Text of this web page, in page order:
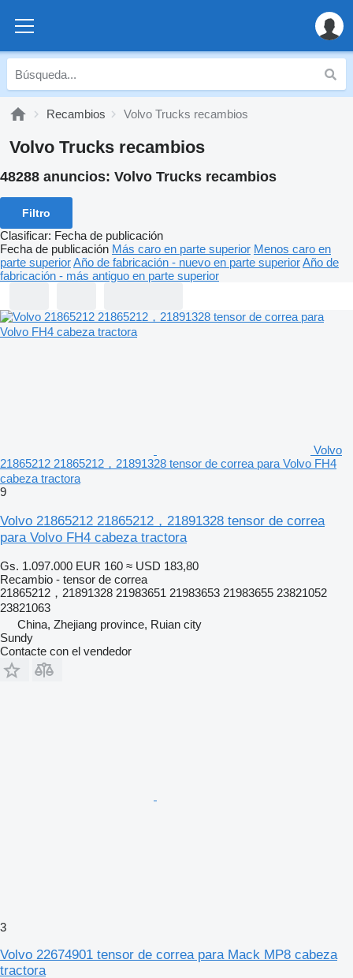
Recambios Volvo Trucks recambios
Volvo Trucks recambios
48288 anuncios: Volvo Trucks recambios
Filtro
Clasificar: Fecha de publicación
Fecha de publicación Más caro en parte superior Menos caro en
parte superiorAño de fabricación - nuevo en parte superiorAño de
fabricación - más antiguo en parte superior
Volvo
21865212 21865212，21891328 tensor de correa para Volvo FH4
cabeza tractora
9
Volvo 21865212 21865212，21891328 tensor de correa
para Volvo FH4 cabeza tractora
Gs. 1.097.000 EUR 160 ≈ USD 183,80
Recambio - tensor de correa
21865212，21891328 21983651 21983653 21983655 23821052
23821063
China, Zhejiang province, Ruian city
Sundy
Contacte con el vendedor
3
Volvo 22674901 tensor de correa para Mack MP8 cabeza
tractora